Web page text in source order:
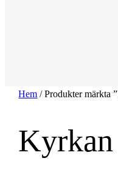
Hem / Produkter märkta
Kyrkan